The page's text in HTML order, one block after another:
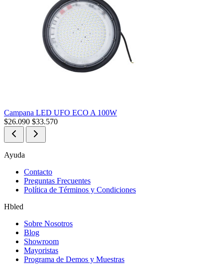
Campana LED UFO ECO A 100W
$26.090 $33.570
Ayuda
Contacto
Preguntas Frecuentes
Política de Términos y Condiciones
Hbled
Sobre Nosotros
Blog
Showroom
Mayoristas
Programa de Demos y Muestras